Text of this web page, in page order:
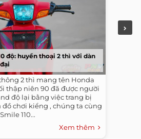
độ: huyền thoại 2 thì với dàn
2 thì mang tên Honda
thập niên 90 đã được người
độ lại bằng việc trang bị
chơi kiểng , chúng ta cùng
110...
Xem thêm